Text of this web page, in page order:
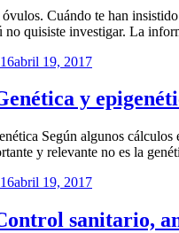
Cuándo te han
quisiste investigar. La
abril 19, 2017
y
Según algunos
y relevante no es la
abril 19, 2017
sanitario,